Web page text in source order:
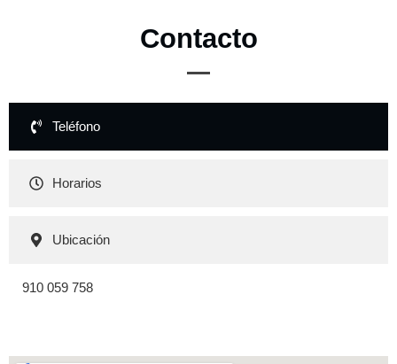
Contacto
Teléfono
Horarios
Ubicación
910 059 758